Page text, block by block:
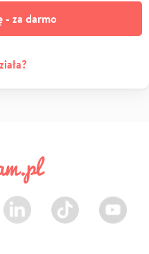
- za darmo
LinkedIn TikTok Youtube